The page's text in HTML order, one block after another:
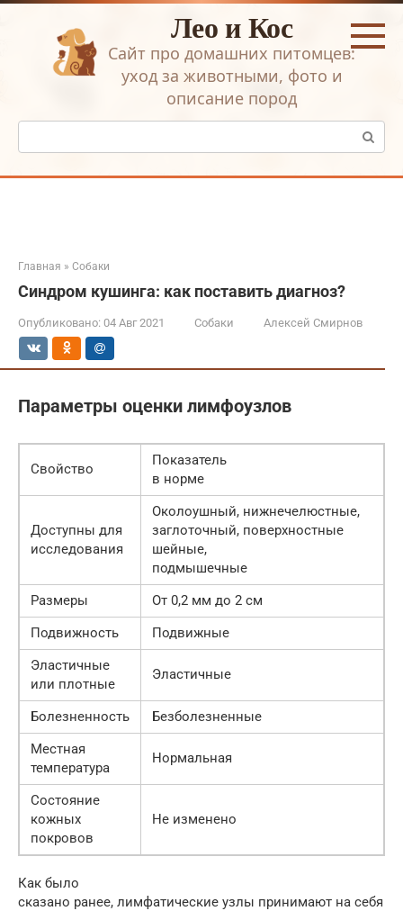
Перейти
Лео и Кос
Сайт про домашних питомцев:
уход за животными, фото и
описание пород
Поиск:
Главная » Собаки
Синдром кушинга: как поставить диагноз?
Опубликовано: 04 Авг 2021 Собаки Алексей Смирнов
Параметры оценки лимфоузлов
Свойство
Показатель
в норме
Доступны для
исследования
Околоушный, нижнечелюстные,
заглоточный, поверхностные
шейные,
подмышечные
Размеры
От 0,2 мм до 2 см
Подвижность
Подвижные
Эластичные
или плотные
Эластичные
Болезненность
Безболезненные
Местная
температура
Нормальная
Состояние
кожных
покровов
Не изменено
Как было
сказано ранее, лимфатические узлы принимают на себя